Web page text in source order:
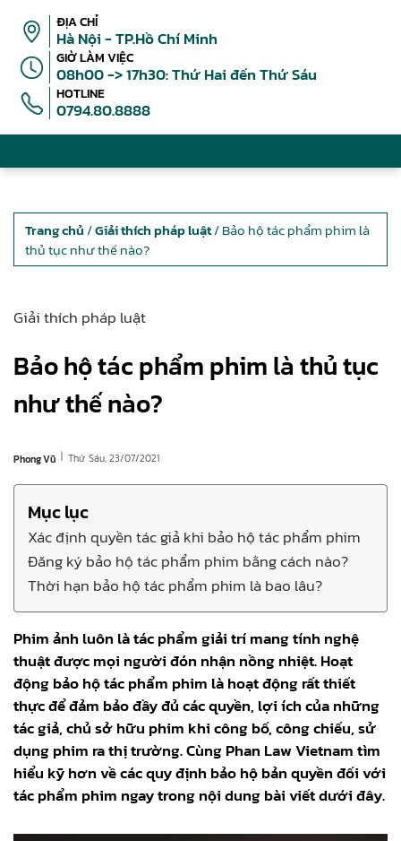
ĐỊA CHỈ
Hà Nội - TP.Hồ Chí Minh
GIỜ LÀM VIỆC
08h00 -> 17h30: Thứ Hai đến Thứ Sáu
HOTLINE
0794.80.8888
Trang chủ /Giải thích pháp luật/ Bảo hộ tác phẩm phim là
thủ tục như thế nào?
Giải thích pháp luật
Bảo hộ tác phẩm phim là thủ tục
như thế nào?
Phong Vũ | Thứ Sáu, 23/07/2021
Mục lục
Xác định quyền tác giả khi bảo hộ tác phẩm phim
Đăng ký bảo hộ tác phẩm phim bằng cách nào?
Thời hạn bảo hộ tác phẩm phim là bao lâu?
Phim ảnh luôn là tác phẩm giải trí mang tính nghệ
thuật được mọi người đón nhận nồng nhiệt. Hoạt
động bảo hộ tác phẩm phim là hoạt động rất thiết
thực để đảm bảo đầy đủ các quyền, lợi ích của những
tác giả, chủ sở hữu phim khi công bố, công chiếu, sử
dụng phim ra thị trường. Cùng Phan Law Vietnam tìm
hiểu kỹ hơn về các quy định bảo hộ bản quyền đối với
tác phẩm phim ngay trong nội dung bài viết dưới đây.